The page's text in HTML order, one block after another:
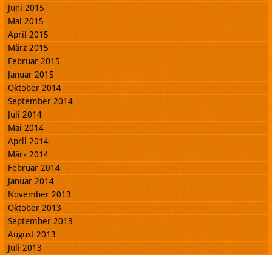
Juni 2015
Mai 2015
April 2015
März 2015
Februar 2015
Januar 2015
Oktober 2014
September 2014
Juli 2014
Mai 2014
April 2014
März 2014
Februar 2014
Januar 2014
November 2013
Oktober 2013
September 2013
August 2013
Juli 2013